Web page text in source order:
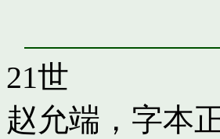
21世
赵允端，字本